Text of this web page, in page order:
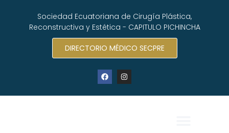
Sociedad Ecuatoriana de Cirugía Plástica,
Reconstructiva y Estética - CAPITULO PICHINCHA
DIRECTORIO MÉDICO SECPRE